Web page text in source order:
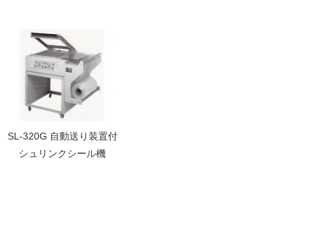
SL-320G 自動送り装置付
シュリンクシール機